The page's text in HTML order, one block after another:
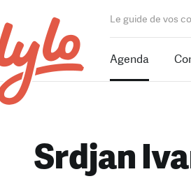
Le guide de vos
Agenda
Srdjan